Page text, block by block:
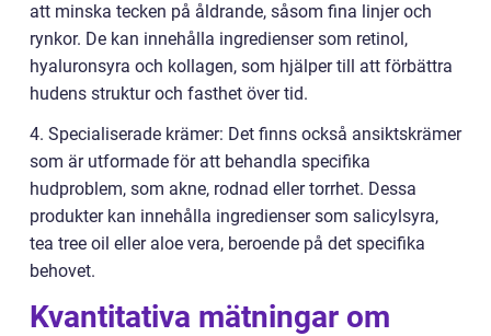
att minska tecken på åldrande, såsom fina linjer och
rynkor. De kan innehålla ingredienser som retinol,
hyaluronsyra och kollagen, som hjälper till att förbättra
hudens struktur och fasthet över tid.
4. Specialiserade krämer: Det finns också ansiktskrämer
som är utformade för att behandla specifika
hudproblem, som akne, rodnad eller torrhet. Dessa
produkter kan innehålla ingredienser som salicylsyra,
tea tree oil eller aloe vera, beroende på det specifika
behovet.
Kvantitativa mätningar om